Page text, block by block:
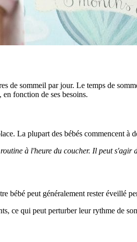
de sommeil par jour. Le temps de
en fonction de ses besoins.
La plupart des bébés commencent
à l'heure du coucher. Il peut
bébé peut généralement rester éveillé
ce qui peut perturber leur rythme de